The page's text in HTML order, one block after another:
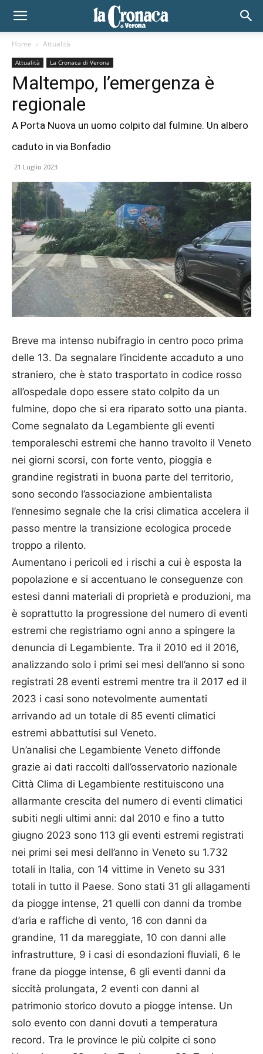
Home Attualità
Attualità La Cronaca di Verona
Maltempo, l’emergenza è
regionale
A Porta Nuova un uomo colpito dal fulmine. Un albero
caduto in via Bonfadio
21 Luglio 2023
Breve ma intenso nubifragio in centro poco prima
delle 13. Da segnalare l’incidente accaduto a uno
straniero, che è stato trasportato in codice rosso
all’ospedale dopo essere stato colpito da un
fulmine, dopo che si era riparato sotto una pianta.
Come segnalato da Legambiente gli eventi
temporaleschi estremi che hanno travolto il Veneto
nei giorni scorsi, con forte vento, pioggia e
grandine registrati in buona parte del territorio,
sono secondo l’associazione ambientalista
l’ennesimo segnale che la crisi climatica accelera il
passo mentre la transizione ecologica procede
troppo a rilento.
Aumentano i pericoli ed i rischi a cui è esposta la
popolazione e si accentuano le conseguenze con
estesi danni materiali di proprietà e produzioni, ma
è soprattutto la progressione del numero di eventi
estremi che registriamo ogni anno a spingere la
denuncia di Legambiente. Tra il 2010 ed il 2016,
analizzando solo i primi sei mesi dell’anno si sono
registrati 28 eventi estremi mentre tra il 2017 ed il
2023 i casi sono notevolmente aumentati
arrivando ad un totale di 85 eventi climatici
estremi abbattutisi sul Veneto.
Un’analisi che Legambiente Veneto diffonde
grazie ai dati raccolti dall’osservatorio nazionale
Città Clima di Legambiente restituiscono una
allarmante crescita del numero di eventi climatici
subiti negli ultimi anni: dal 2010 e fino a tutto
giugno 2023 sono 113 gli eventi estremi registrati
nei primi sei mesi dell’anno in Veneto su 1.732
totali in Italia, con 14 vittime in Veneto su 331
totali in tutto il Paese. Sono stati 31 gli allagamenti
da piogge intense, 21 quelli con danni da trombe
d’aria e raffiche di vento, 16 con danni da
grandine, 11 da mareggiate, 10 con danni alle
infrastrutture, 9 i casi di esondazioni fluviali, 6 le
frane da piogge intense, 6 gli eventi danni da
siccità prolungata, 2 eventi con danni al
patrimonio storico dovuto a piogge intense. Un
solo evento con danni dovuti a temperatura
record. Tra le province le più colpite ci sono